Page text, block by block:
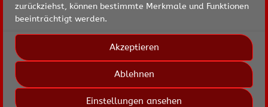
zurückziehst, können bestimmte Merkmale und Funktionen
beeinträchtigt werden.
Akzeptieren
Ablehnen
Einstellungen ansehen
Hitze setzt den Tieren zu
eingestellt am 10.06.2018